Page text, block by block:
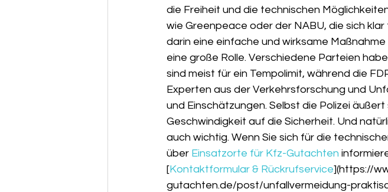
die Freiheit und die technischen
wie Greenpeace oder der NABU, die sich
darin eine einfache und wirksame
eine große Rolle. Verschiedene Parteien
sind meist für ein Tempolimit, während die
Experten aus der Verkehrsforschung und
und Einschätzungen. Selbst die Polizei
Geschwindigkeit auf die Sicherheit. Und
auch wichtig. Wenn Sie sich für die
über Einsatzorte für Kfz-Gutachten
[Kontaktformular & Rückrufservice](https://
gutachten.de/post/unfallvermeidung-